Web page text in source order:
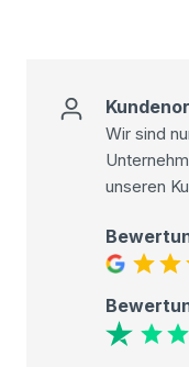
Wir sind
unseren